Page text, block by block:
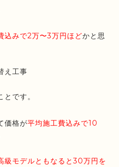
込みで2万〜3万円ほどかと思
え工事
です。
価格が平均施工費込みで10
級モデルともなると30万円を